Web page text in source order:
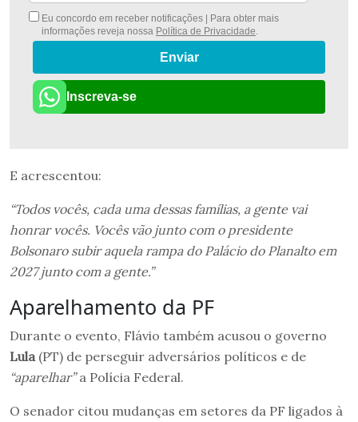
Eu concordo em receber notificações | Para obter mais
informações reveja nossa Política de Privacidade.
Enviar
Inscreva-se
E acrescentou:
“Todos vocês, cada uma dessas famílias, a gente vai
honrar vocês. Vocês vão junto com o presidente
Bolsonaro subir aquela rampa do Palácio do Planalto em
2027 junto com a gente.”
Aparelhamento da PF
Durante o evento, Flávio também acusou o governo
Lula (PT) de perseguir adversários políticos e de
“aparelhar”a Polícia Federal.
O senador citou mudanças em setores da PF ligados à